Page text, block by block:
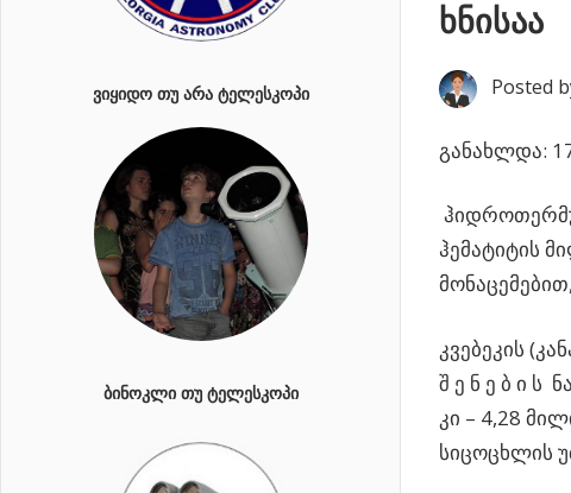
ხნისაა
Posted
განახლდა:
ჰემატიტის
კვებეკის
შ ე ნ ე ბ ი ს
კი – 4,28
სიცოცხლის
ᲕᲘᲧᲘᲓᲝ ᲗᲣ ᲐᲠᲐ ᲢᲔᲚᲔᲡᲙᲝᲞᲘ
ᲑᲘᲜᲝᲙᲚᲘ ᲗᲣ ᲢᲔᲚᲔᲡᲙᲝᲞᲘ